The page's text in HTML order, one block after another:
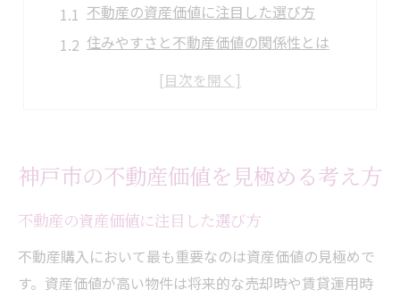
不動産の資産価値に注目した選び方
住みやすさと不動産価値の関係性とは
不動産市場の動向が価格に与える影響
住みやすさで選ぶ兵庫県神戸市不動産
不動産選びにおける住みやすさの基準
神戸市で快適な暮らしを叶える不動産
教育環境から見た不動産の選び方
治安・利便性も考慮した不動産探し
神戸市の不動産価値を見極める考え方
不動産の資産価値に注目した選び方
不動産購入において最も重要なのは資産価値の見極めで
す。資産価値が高い物件は将来的な売却時や賃貸運用時